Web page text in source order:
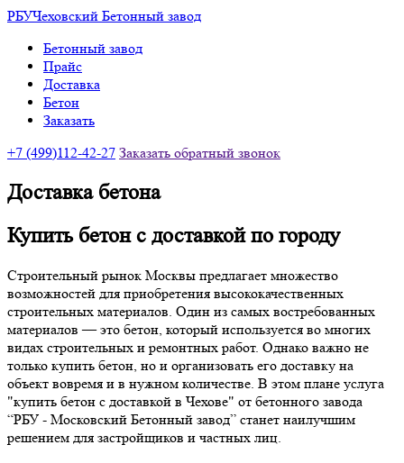
РБУЧеховский Бетонный завод
Бетонный завод
Прайс
Доставка
Бетон
Заказать
+7 (499)112-42-27 Заказать обратный звонок
Доставка бетона
Купить бетон с доставкой по городу
Строительный рынок Москвы предлагает множество
возможностей для приобретения высококачественных
строительных материалов. Один из самых востребованных
материалов — это бетон, который используется во многих
видах строительных и ремонтных работ. Однако важно не
только купить бетон, но и организовать его доставку на
объект вовремя и в нужном количестве. В этом плане услуга
"купить бетон с доставкой в Чехове" от бетонного завода
“РБУ - Московский Бетонный завод” станет наилучшим
решением для застройщиков и частных лиц.